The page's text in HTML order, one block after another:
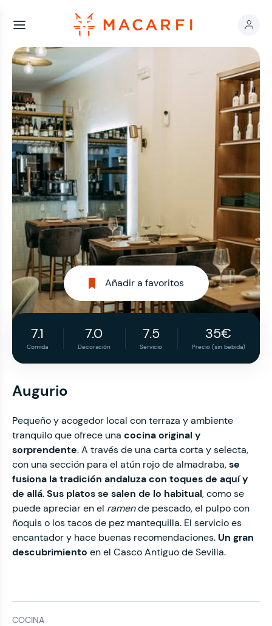
Añadir a favoritos
7.1
Comida
7.0
Decoración
7.5
Servicio
35€
Precio (sin bebida)
Augurio
Pequeño y acogedor local con terraza y ambiente
tranquilo que ofrece una cocina original y
sorprendente. A través de una carta corta y selecta,
con una sección para el atún rojo de almadraba,se
fusiona la tradición andaluza con toques de aquí y
de allá.Sus platos se salen de lo habitual, como se
puede apreciar en el ramende pescado, el pulpo con
ñoquis o los tacos de pez mantequilla. El servicio es
encantador y hace buenas recomendaciones. Un gran
descubrimiento en el Casco Antiguo de Sevilla.
COCINA